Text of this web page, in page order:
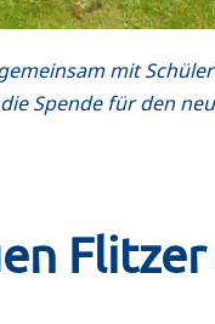
mit
Spende für den
Flitzer